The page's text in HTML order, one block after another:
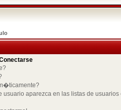
aparezca en las listas de usuarios